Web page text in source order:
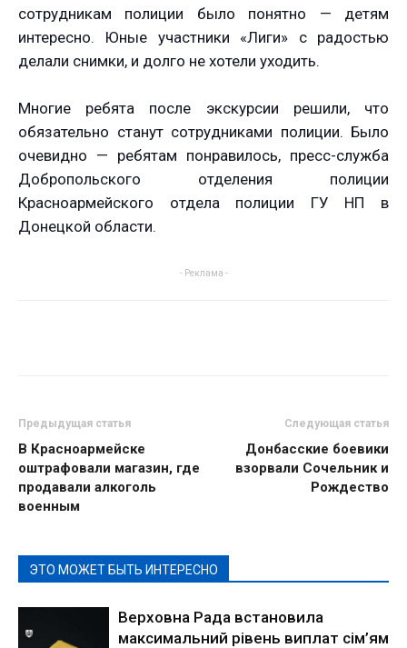
сотрудникам полиции было понятно — детям
интересно. Юные участники «Лиги» с радостью
делали снимки, и долго не хотели уходить.
Многие ребята после экскурсии решили, что
обязательно станут сотрудниками полиции. Было
очевидно — ребятам понравилось, пресс-служба
Добропольского отделения полиции
Красноармейского отдела полиции ГУ НП в
Донецкой области.
- Реклама -
Предыдущая статья
В Красноармейске
оштрафовали магазин, где
продавали алкоголь
военным
Следующая статья
Донбасские боевики
взорвали Сочельник и
Рождество
ЭТО МОЖЕТ БЫТЬ ИНТЕРЕСНО
Верховна Рада встановила
максимальний рівень виплат сім’ям